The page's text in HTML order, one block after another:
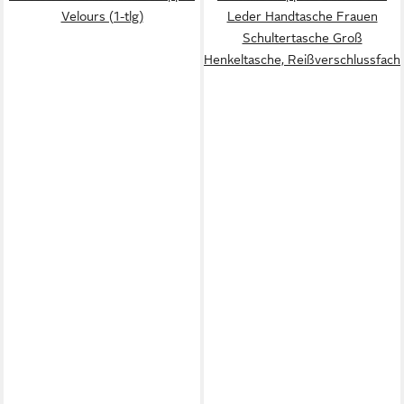
Velours (1-tlg)
Leder Handtasche Frauen
Schultertasche Groß
Henkeltasche, Reißverschlussfach